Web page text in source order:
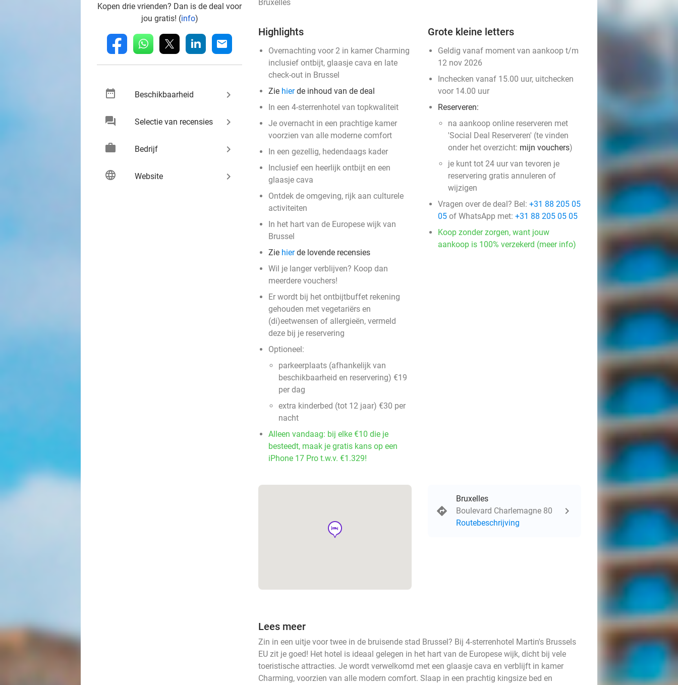
Kopen drie vrienden? Dan is de deal voor
jou gratis! (info)
fb whatsapp linkedin mail
date_range Beschikbaarheid keyboard_arrow_right
chat Selectie van recensies keyboard_arrow_right
work Bedrijf keyboard_arrow_right
language Website keyboard_arrow_right
Bruxelles
Highlights
Overnachting voor 2 in kamer Charming
inclusief ontbijt, glaasje cava en late
check-out in Brussel
Zie hierde inhoud van de deal
In een 4-sterrenhotel van topkwaliteit
Je overnacht in een prachtige kamer
voorzien van alle moderne comfort
In een gezellig, hedendaags kader
Inclusief een heerlijk ontbijt en een
glaasje cava
Ontdek de omgeving, rijk aan culturele
activiteiten
In het hart van de Europese wijk van
Brussel
Zie hierde lovende recensies
Wil je langer verblijven? Koop dan
meerdere vouchers!
Er wordt bij het ontbijtbuffet rekening
gehouden met vegetariërs en
(di)eetwensen of allergieën, vermeld
deze bij je reservering
Optioneel:
parkeerplaats (afhankelijk van
beschikbaarheid en reservering) €19
per dag
extra kinderbed (tot 12 jaar) €30 per
nacht
Alleen vandaag: bij elke €10 die je
besteedt, maak je gratis kans op een
iPhone 17 Pro t.w.v. €1.329!
Grote kleine letters
Geldig vanaf moment van aankoop t/m
12 nov 2026
Inchecken vanaf 15.00 uur, uitchecken
voor 14.00 uur
Reserveren:
na aankoop online reserveren met
'Social Deal Reserveren' (te vinden
onder het overzicht: mijn vouchers)
je kunt tot 24 uur van tevoren je
reservering gratis annuleren of
wijzigen
Vragen over de deal? Bel: +31 88 205 05
05 of WhatsApp met: +31 88 205 05 05
Koop zonder zorgen, want jouw
aankoop is 100% verzekerd (meer info)
hotel
Bruxelles
Boulevard Charlemagne 80
Routebeschrijving
Lees meer
Zin in een uitje voor twee in de bruisende stad Brussel? Bij 4-sterrenhotel Martin's Brussels
EU zit je goed! Het hotel is ideaal gelegen in het hart van de Europese wijk, dicht bij vele
toeristische attracties. Je wordt verwelkomd met een glaasje cava en verblijft in kamer
Charming, voorzien van alle modern comfort. Slaap in een prachtig kingsize bed en